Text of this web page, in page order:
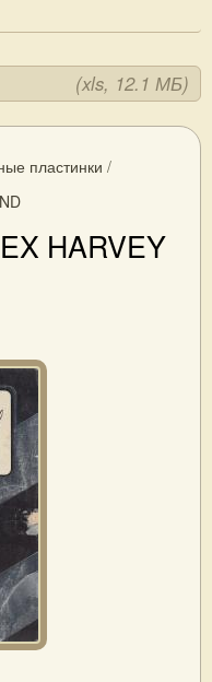
(xls, 12.1 МБ)
пластинки /
HARVEY